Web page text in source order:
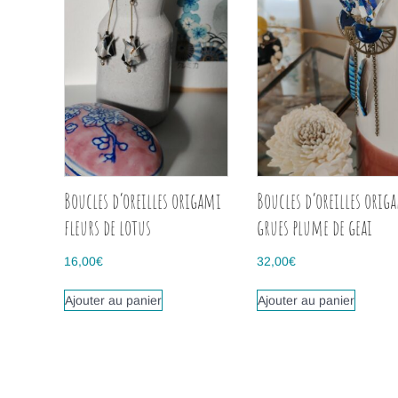
Boucles d’oreilles origami
fleurs de lotus
16,00€
Ajouter au panier
Boucles d’oreilles
grues plume de geai
32,00€
Ajouter au panier